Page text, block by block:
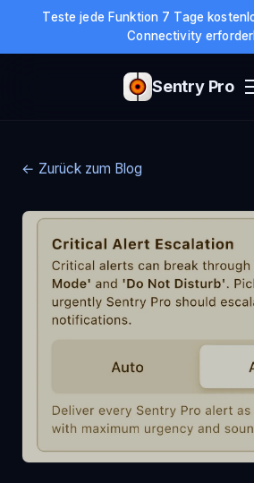
Teste jede Funktion 7 Tage
Connectivity
Sentry Pro
← Zurück zum Blog